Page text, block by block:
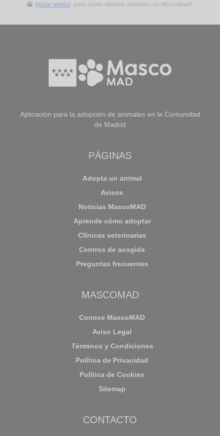
Iniciar sesión para poder adoptar animales en MascoMad*
Aplicación para la adopción de animales en la Comunidad
de Madrid
PÁGINAS
Adopta un animal
Avisos
Noticias MascoMAD
Aprende cómo adoptar
Clínicas veterinarias
Centros de acogida
Preguntas frecuentes
MASCOMAD
Conoce MascoMAD
Aviso Legal
Términos y Condiciones
Política de Privacidad
Política de Cookies
Sitemap
CONTACTO